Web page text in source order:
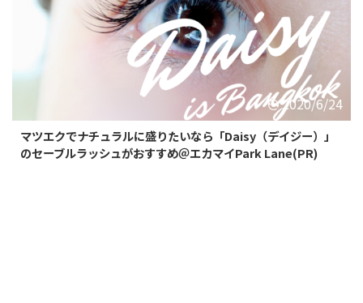
2020/6/24
マツエクでナチュラルに盛りたいなら「Daisy（デイジー）」
のセーブルラッシュがおすすめ＠エカマイPark Lane(PR)